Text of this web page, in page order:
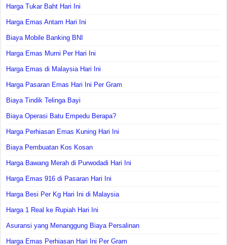
Harga Tukar Baht Hari Ini
Harga Emas Antam Hari Ini
Biaya Mobile Banking BNI
Harga Emas Murni Per Hari Ini
Harga Emas di Malaysia Hari Ini
Harga Pasaran Emas Hari Ini Per Gram
Biaya Tindik Telinga Bayi
Biaya Operasi Batu Empedu Berapa?
Harga Perhiasan Emas Kuning Hari Ini
Biaya Pembuatan Kos Kosan
Harga Bawang Merah di Purwodadi Hari Ini
Harga Emas 916 di Pasaran Hari Ini
Harga Besi Per Kg Hari Ini di Malaysia
Harga 1 Real ke Rupiah Hari Ini
Asuransi yang Menanggung Biaya Persalinan
Harga Emas Perhiasan Hari Ini Per Gram